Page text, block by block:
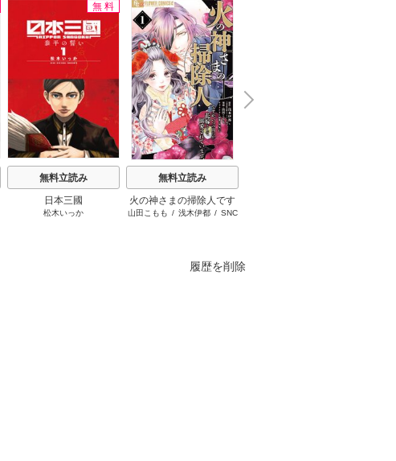
無料
無料立読み
日本三國
松木いっか
無料立読み
火の神さまの掃除人です
が、いつの間にか花嫁と
山田こもも / 浅木伊都/ SNC
N
e
x
t
履歴を削除